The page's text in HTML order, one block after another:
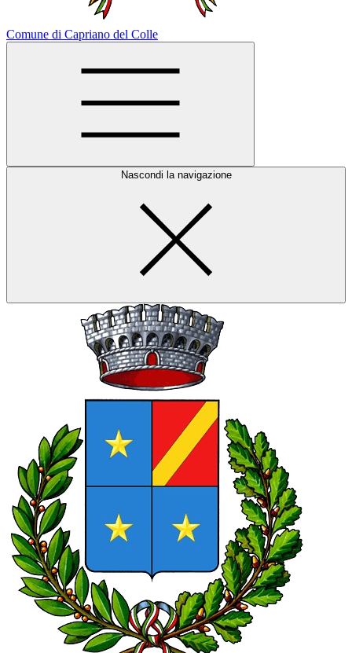
Comune di Capriano del Colle
Nascondi la navigazione